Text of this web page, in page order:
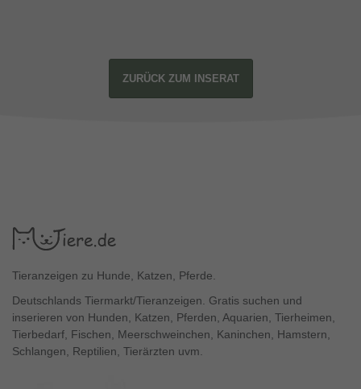
ZURÜCK ZUM INSERAT
Tieranzeigen zu Hunde, Katzen, Pferde.
Deutschlands Tiermarkt/Tieranzeigen. Gratis suchen und
inserieren von Hunden, Katzen, Pferden, Aquarien, Tierheimen,
Tierbedarf, Fischen, Meerschweinchen, Kaninchen, Hamstern,
Schlangen, Reptilien, Tierärzten uvm.